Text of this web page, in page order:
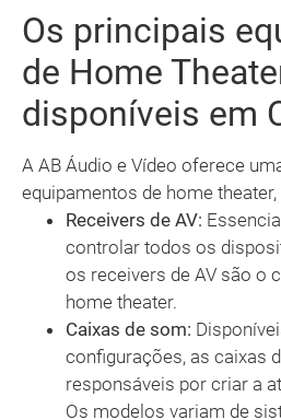
Os principais
de Home
disponíveis em
A AB Áudio e Vídeo oferece
equipamentos de home
Receivers de AV:
controlar todos os
os receivers de AV são o
home theater.
Caixas de som:
configurações, as caixas
responsáveis por criar a
Os modelos variam de